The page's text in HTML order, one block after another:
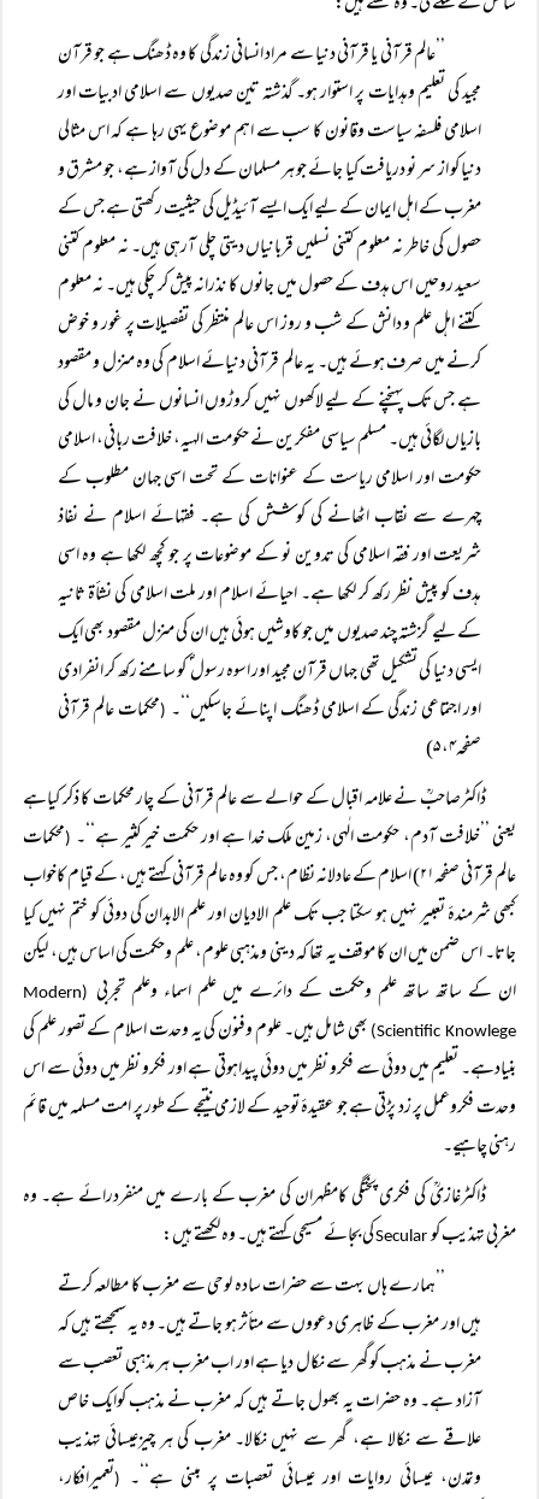
’’عالم قرآنی یا قرآنی دنیا سے مراد انسانی زندگی کا وہ ڈھنگ ہے جو قرآن
مجید کی تعلیم وہدایات پر استوار ہو۔ گذشتہ تین صدیوں سے اسلامی ادبیات اور
اسلامی فلسفہ سیاست وقانون کا سب سے اہم موضوع یہی رہا ہے کہ اس مثالی
دنیا کو از سر نو دریافت کیا جائے جو ہر مسلمان کے دل کی آواز ہے، جو مشرق و
مغرب کے اہل ایمان کے لیے ایک ایسے آئیڈیل کی حیثیت رکھتی ہے جس کے
حصول کی خاطر نہ معلوم کتنی نسلیں قربانیاں دیتی چلی آرہی ہیں۔ نہ معلوم کتنی
سعید روحیں اس ہدف کے حصول میں جانوں کا نذرانہ پیش کر چکی ہیں۔ نہ معلوم
کتنے اہل علم و دانش کے شب و روز اس عالم منتظر کی تفصیلات پر غور و خوض
کرنے میں صرف ہوئے ہیں۔ یہ عالم قرآنی دنیائے اسلام کی وہ منزل و مقصود
ہے جس تک پہنچنے کے لیے لاکھوں نہیں کروڑوں انسانوں نے جان و مال کی
بازیاں لگائی ہیں۔ مسلم سیاسی مفکرین نے حکومت الہیہ، خلافت ربانی، اسلامی
حکومت اور اسلامی ریاست کے عنوانات کے تحت اسی جہان مطلوب کے
چہرے سے نقاب اٹھانے کی کوشش کی ہے۔ فقہائے اسلام نے نفاذ
شریعت اور فقہ اسلامی کی تدوین نو کے موضوعات پر جو کچھ لکھا ہے وہ اسی
ہدف کو پیش نظر رکھ کر لکھا ہے۔ احیائے اسلام اور ملت اسلامی کی نشأۃ ثانیہ
کے لیے گزشتہ چند صدیوں میں جو کاوشیں ہوئی ہیں ان کی منزل مقصود بھی ایک
ایسی دنیا کی تشکیل تھی جہاں قرآن مجید اور اسوہ رسول ؐ کو سامنے رکھ کر انفرادی
اور اجتماعی زندگی کے اسلامی ڈھنگ اپنائے جاسکیں‘‘۔ (محکمات عالم قرآنی
صفحہ۴، ۵)
ڈاکٹرصاحبؒ نے علامہ اقبال کے حوالے سے عالم قرآنی کے چار محکمات کا ذکر کیاہے
یعنی ’’خلافت آدم، حکومت الٰہی، زمین ملک خدا ہے اور حکمت خیرکثیر ہے‘‘۔ (محکمات
عالم قرآنی صفحہ۲۱) اسلام کے عادلانہ نظام، جس کو وہ عالم قرآنی کہتے ہیں، کے قیام کاخواب
کبھی شرمندۂ تعبیر نہیں ہو سکتا جب تک علم الادیان اور علم الابدان کی دوئی کو ختم نہیں کیا
جاتا۔ اس ضمن میں ان کا موقف یہ تھا کہ دینی ومذہبی علوم، علم وحکمت کی اساس ہیں، لیکن
ان کے ساتھ ساتھ علم وحکمت کے دائرے میں علم اسماء وعلم تجربی
(Modern
Scientific Knowlege) بھی شامل ہیں۔ علوم وفنون کی یہ وحدت اسلام کے تصور علم کی
بنیادہے۔ تعلیم میں دوئی سے فکرو نظر میں دوئی پیداہوتی ہے اور فکرو نظر میں دوئی سے اس
وحدت فکروعمل پر زد پڑتی ہے جو عقیدۂ توحید کے لازمی نتیجے کے طور پر امت مسلمہ میں قائم
رہنی چاہیے۔
ڈاکٹرغازیؒ کی فکری پختگی کامظہران کی مغرب کے بارے میں منفردرائے ہے۔ وہ
مغربی تہذیب کوSecular
کی بجائے مسیحی کہتے ہیں۔ وہ لکھتے ہیں:
’’ہمارے ہاں بہت سے حضرات سادہ لوحی سے مغرب کا مطالعہ کرتے
ہیں اور مغرب کے ظاہری دعووں سے متأثر ہو جاتے ہیں۔ وہ یہ سمجھتے ہیں کہ
مغرب نے مذہب کوگھر سے نکال دیا ہے اور اب مغرب ہر مذہبی تعصب سے
آزاد ہے۔ وہ حضرات یہ بھول جاتے ہیں کہ مغرب نے مذہب کوایک خاص
علاقے سے نکالا ہے، گھر سے نہیں نکالا۔ مغرب کی ہر چیزعیسائی تہذیب
وتمدن، عیسائی روایات اور عیسائی تعصبات پر مبنی ہے‘‘۔ (تعمیرافکار،